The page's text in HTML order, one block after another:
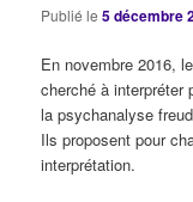
Publié le5 décembre
En novembre 2016,
cherché à interpréter
la psychanalyse
Ils proposent pour
interprétation.